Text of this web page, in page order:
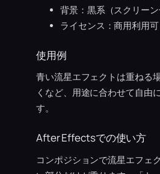
背景：黒系（スクリー
ライセンス：商用利用
使用例
青い流星エフェクトは重ねる
くなど、用途に合わせて自由
す。
After Effectsでの使い方
コンポジションで流星エフェ